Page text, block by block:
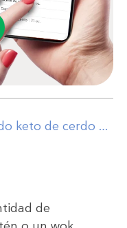
de cerdo y pimientos verdes
de